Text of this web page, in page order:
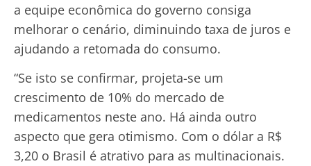
a equipe econômica do governo consiga
melhorar o cenário, diminuindo taxa de juros e
ajudando a retomada do consumo.
“Se isto se confirmar, projeta-se um
crescimento de 10% do mercado de
medicamentos neste ano. Há ainda outro
aspecto que gera otimismo. Com o dólar a R$
3,20 o Brasil é atrativo para as multinacionais.